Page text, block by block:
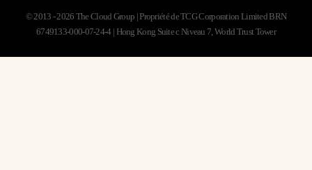
© 2013 - 2026 The Cloud Group | Propriété de TCG Corporation Limited BRN
6749133-000-07-24-4 | Hong Kong Suite c Niveau 7, World Trust Tower